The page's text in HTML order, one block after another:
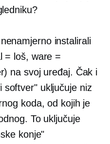
instalirali
= loš, ware =
na svoj uređaj. Čak i
softver" uključuje niz
koda, od kojih je
To uključuje
konje"